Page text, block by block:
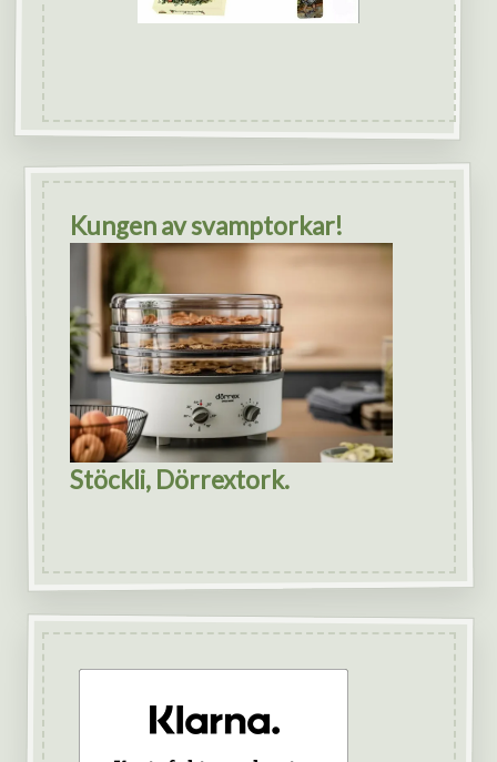
Kungen av svamptorkar!
Stöckli, Dörrextork.